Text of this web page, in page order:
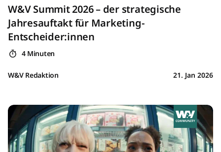
W&V Summit 2026 – der strategische
Jahresauftakt für Marketing-
Entscheider:innen
4 Minuten
W&V Redaktion 21. Jan 2026